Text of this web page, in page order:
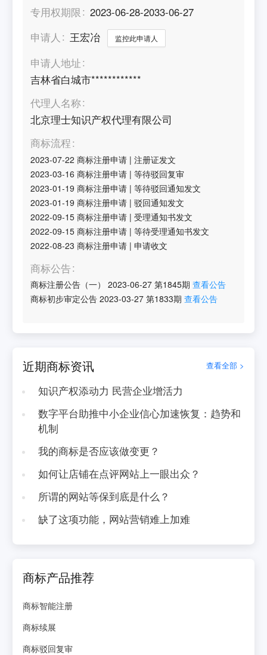
专用权期限
2023-06-28-2033-06-27
申请人
王宏冶 监控此申请人
申请人地址
吉林省白城市************
代理人名称
北京理士知识产权代理有限公司
商标流程
2023-07-22 商标注册申请 |注册证发文
2023-03-16 商标注册申请 |等待驳回复审
2023-01-19 商标注册申请 |等待驳回通知发文
2023-01-19 商标注册申请 |驳回通知发文
2022-09-15 商标注册申请 |受理通知书发文
2022-09-15 商标注册申请 |等待受理通知书发文
2022-08-23 商标注册申请 |申请收文
商标公告
商标注册公告（一） 2023-06-27 第1845期 查看公告
商标初步审定公告 2023-03-27 第1833期 查看公告
近期商标资讯 查看全部 >
知识产权添动力 民营企业增活力
数字平台助推中小企业信心加速恢复：趋势和
机制
我的商标是否应该做变更？
如何让店铺在点评网站上一眼出众？
所谓的网站等保到底是什么？
缺了这项功能，网站营销难上加难
商标产品推荐
商标智能注册
商标续展
商标驳回复审